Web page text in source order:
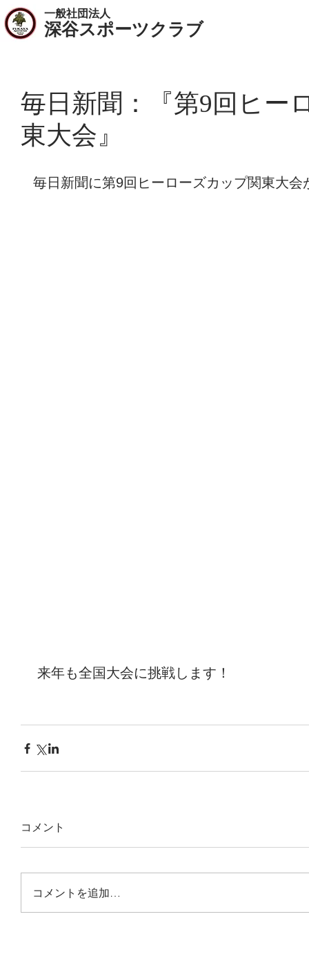
一般社団法人
​深谷スポーツクラブ
毎日新聞：『第9回ヒー
東大会』
毎日新聞に第9回ヒーローズカップ関東大会
来年も全国大会に挑戦します！
コメント
コメントを追加…